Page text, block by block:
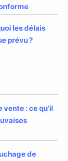
les délais
prévu ?
: ce qu’il
de